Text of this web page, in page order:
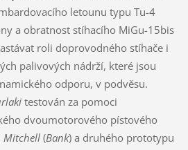
letounu typu Tu-4
a obratnost stíhacího MiGu-15bis
roli doprovodného stíhače i
palivových nádrží, které jsou
odporu, v podvěsu.
testován za pomoci
dvoumotorového pístového
Mitchell(Bank) a druhého prototypu